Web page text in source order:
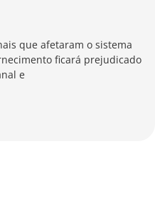
que afetaram o sistema
ficará prejudicado
e